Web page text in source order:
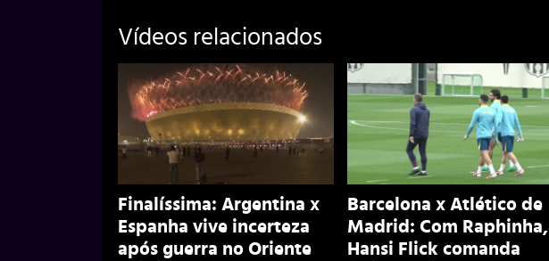
Vídeos relacionados
Finalíssima: Argentina x
Espanha vive incerteza
após guerra no Oriente
Barcelona x Atlético de
Madrid: Com Raphinha,
Hansi Flick comanda